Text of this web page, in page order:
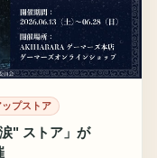
ップストア
" ストア」が